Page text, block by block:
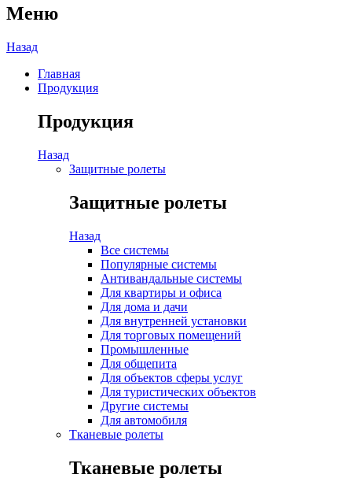
Меню
Назад
Главная
Продукция
Продукция
Назад
Защитные ролеты
Защитные ролеты
Назад
Все системы
Популярные системы
Антивандальные системы
Для квартиры и офиса
Для дома и дачи
Для внутренней установки
Для торговых помещений
Промышленные
Для общепита
Для объектов сферы услуг
Для туристических объектов
Другие системы
Для автомобиля
Тканевые ролеты
Тканевые ролеты